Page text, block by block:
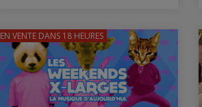
EN VENTE DANS 18 HEURES